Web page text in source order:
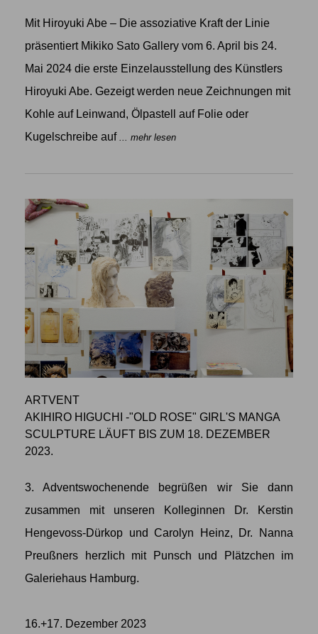
Mit Hiroyuki Abe – Die assoziative Kraft der Linie
präsentiert Mikiko Sato Gallery vom 6. April bis 24.
Mai 2024 die erste Einzelausstellung des Künstlers
Hiroyuki Abe. Gezeigt werden neue Zeichnungen mit
Kohle auf Leinwand, Ölpastell auf Folie oder
Kugelschreibe auf
... mehr lesen
ARTVENT
AKIHIRO HIGUCHI -"OLD ROSE" GIRL'S MANGA
SCULPTURE LÄUFT BIS ZUM 18. DEZEMBER
2023.
3. Adventswochenende begrüßen wir Sie dann
zusammen mit unseren Kolleginnen Dr. Kerstin
Hengevoss-Dürkop und Carolyn Heinz, Dr. Nanna
Preußners herzlich mit Punsch und Plätzchen im
Galeriehaus Hamburg.
16.+17. Dezember 2023